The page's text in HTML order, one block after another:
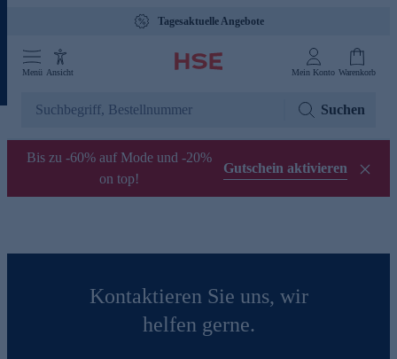
Tagesaktuelle Angebote
Menü Ansicht Mein Konto Warenkorb
Suchen
Bis zu -60% auf Mode und -20%
on top!
Gutschein aktivieren
Kontaktieren Sie uns, wir
helfen gerne.